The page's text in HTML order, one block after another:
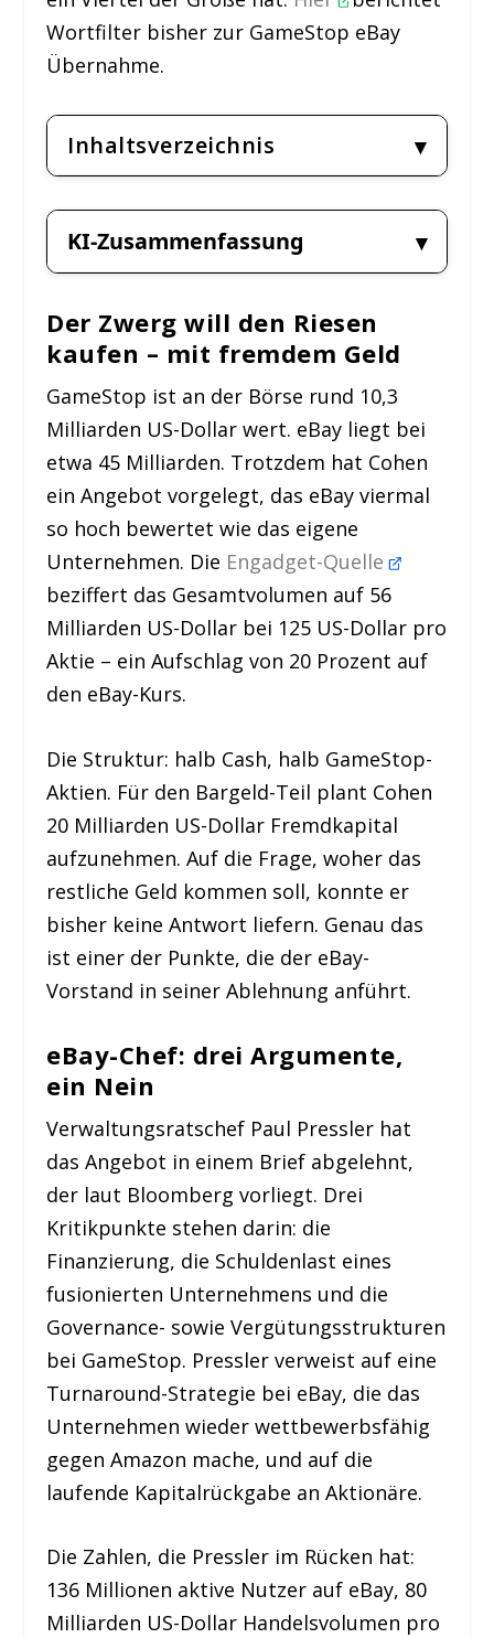
Wortfilter bisher zur GameStop eBay
Übernahme.
Inhaltsverzeichnis
KI-Zusammenfassung
Der Zwerg will den Riesen
kaufen – mit fremdem Geld
GameStop ist an der Börse rund 10,3
Milliarden US-Dollar wert. eBay liegt bei
etwa 45 Milliarden. Trotzdem hat Cohen
ein Angebot vorgelegt, das eBay viermal
so hoch bewertet wie das eigene
Unternehmen. Die Engadget-Quelle
beziffert das Gesamtvolumen auf 56
Milliarden US-Dollar bei 125 US-Dollar pro
Aktie – ein Aufschlag von 20 Prozent auf
den eBay-Kurs.
Die Struktur: halb Cash, halb GameStop-
Aktien. Für den Bargeld-Teil plant Cohen
20 Milliarden US-Dollar Fremdkapital
aufzunehmen. Auf die Frage, woher das
restliche Geld kommen soll, konnte er
bisher keine Antwort liefern. Genau das
ist einer der Punkte, die der eBay-
Vorstand in seiner Ablehnung anführt.
eBay-Chef: drei Argumente,
ein Nein
Verwaltungsratschef Paul Pressler hat
das Angebot in einem Brief abgelehnt,
der laut Bloomberg vorliegt. Drei
Kritikpunkte stehen darin: die
Finanzierung, die Schuldenlast eines
fusionierten Unternehmens und die
Governance- sowie Vergütungsstrukturen
bei GameStop. Pressler verweist auf eine
Turnaround-Strategie bei eBay, die das
Unternehmen wieder wettbewerbsfähig
gegen Amazon mache, und auf die
laufende Kapitalrückgabe an Aktionäre.
Die Zahlen, die Pressler im Rücken hat:
136 Millionen aktive Nutzer auf eBay, 80
Milliarden US-Dollar Handelsvolumen pro